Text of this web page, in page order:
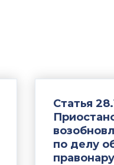
Статья
по делу